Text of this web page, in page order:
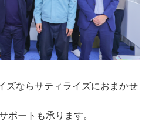
ズならサティライズにおまかせ
ポートも承ります。